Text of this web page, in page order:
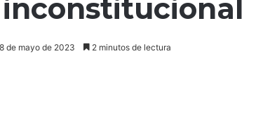
inconstitucional
de mayo de 2023 2 minutos de lectura